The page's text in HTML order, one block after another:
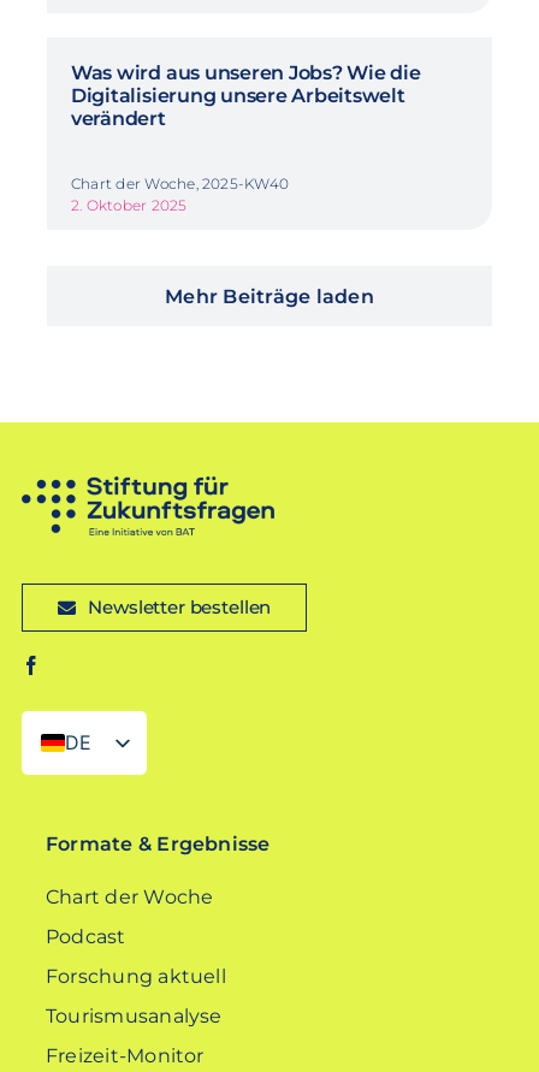
Was wird aus unseren Jobs? Wie die
Digitalisierung unsere Arbeitswelt
verändert
Chart der Woche, 2025-KW40
2. Oktober 2025
Mehr Beiträge laden
Newsletter bestellen
DE
EN
Formate & Ergebnisse
Chart der Woche
Podcast
Forschung aktuell
Tourismusanalyse
Freizeit-Monitor